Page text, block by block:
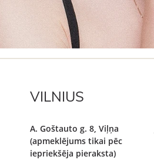
VILNIUS
A. Goštauto g. 8, Viļņa
(apmeklējums tikai pēc
iepriekšēja pieraksta)